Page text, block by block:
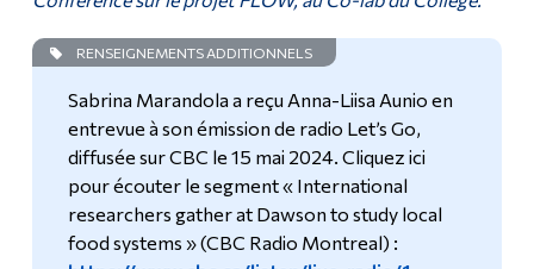
RENSEIGNEMENTS ADDITIONNELS
Sabrina Marandola a reçu Anna-Liisa Aunio en
entrevue à son émission de radio Let’s Go,
diffusée sur CBC le 15 mai 2024. Cliquez ici
pour écouter le segment « International
researchers gather at Dawson to study local
food systems » (CBC Radio Montreal) :